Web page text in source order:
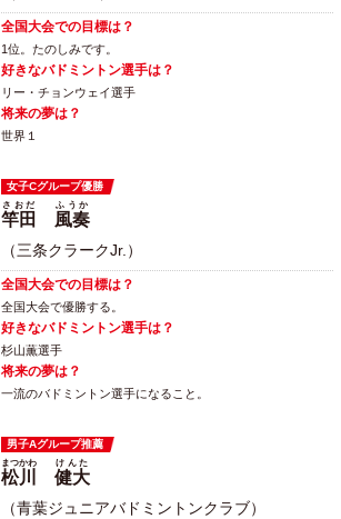
全国大会での目標は？
1位。たのしみです。
好きなバドミントン選手は？
リー・チョンウェイ選手
将来の夢は？
世界１
女子Cグループ優勝
竿田
さおだ
風奏
ふうか
（三条クラークJr.）
全国大会での目標は？
全国大会で優勝する。
好きなバドミントン選手は？
杉山薫選手
将来の夢は？
一流のバドミントン選手になること。
男子Aグループ推薦
松川
まつかわ
健大
けんた
（青葉ジュニアバドミントンクラブ）